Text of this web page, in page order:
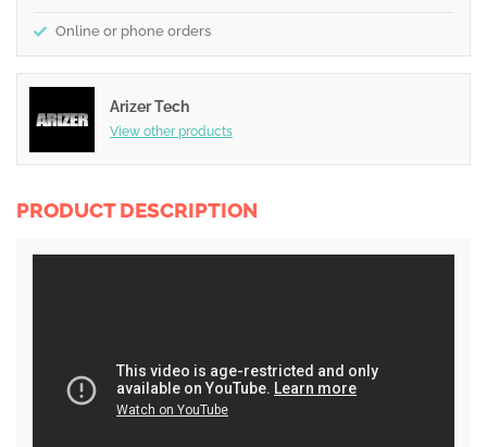
Online or phone orders
Arizer Tech
View other products
PRODUCT DESCRIPTION